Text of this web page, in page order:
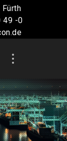
49 -0